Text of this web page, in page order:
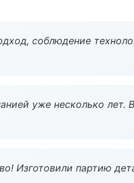
соблюдение
уже несколько лет.
Изготовили партию